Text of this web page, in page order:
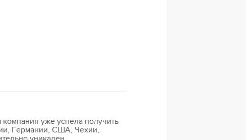
уже успела получить
Германии, США, Чехии,